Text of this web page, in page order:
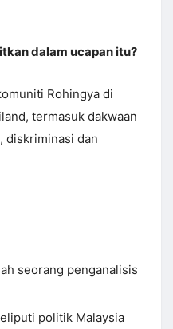
dalam ucapan itu?
Rohingya di
termasuk dakwaan
diskriminasi dan
seorang penganalisis
politik Malaysia